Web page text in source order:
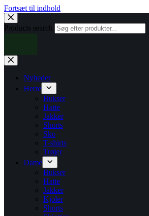
Fortsæt til indhold
Products search
Nyheder
Herre
Bukser
Hatte
Jakker
Shorts
Sko
T-shirts
Trøjer
Dame
Bukser
Hatte
Jakker
Kjoler
Shorts